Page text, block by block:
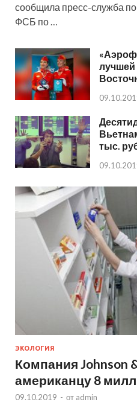
сообщила пресс-служба
ФСБ по …
лучшей
тыс.
ЭКОЛОГИЯ
Компания Johnson
американцу 8
09.10.2019 - от admin